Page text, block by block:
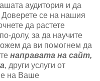
аудитория и да
Доверете се на нашия
да растете
долу, за да научите
да ви помогнем да
направата на сайт,
, други услуги от
на Ваше